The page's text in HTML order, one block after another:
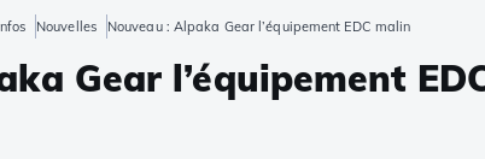
Nouvelles Nouveau : Alpaka Gear l’équipement EDC malin
Gear l’équipement